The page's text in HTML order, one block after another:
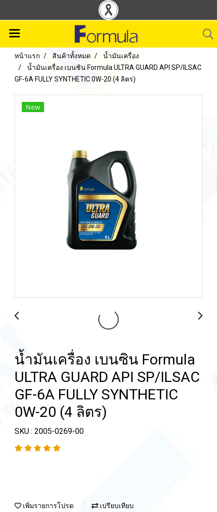
หน้าแรก สินค้าทั้งหมด
น้ำมันเครื่อง
น้ำมันเครื่อง เบนซิน Formula ULTRA GUARD API SP/ILSAC
GF-6A FULLY SYNTHETIC 0W-20 (4 ลิตร)
New
น้ำมันเครื่อง เบนซิน Formula
ULTRA GUARD API SP/ILSAC
GF-6A FULLY SYNTHETIC
0W-20 (4 ลิตร)
SKU : 2005-0269-00
เพิ่มรายการโปรด เปรียบเทียบ